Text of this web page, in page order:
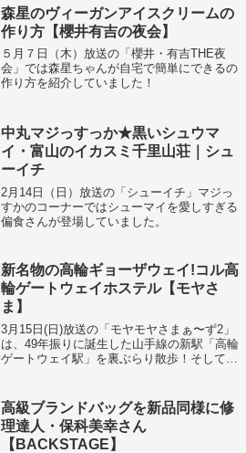
森星のヴィーガンアイスクリームの
作り方【櫻井有吉の夜会】
５月７日（木）放送の「櫻井・有吉THE夜
会」では森星ちゃんが自宅で簡単にできるの
作り方を紹介していました！
中丸マジっすっか★黒いシュウマ
イ・富山のイカスミ千里山荘｜シュ
ーイチ
2月14日（日）放送の「シューイチ」マジっ
すかのコーナーではシューマイを愛しすぎる
偏食さんが登場していました。
新名物の高輪ギョーザウェイ!コル高
輪ゲートウェイホステル【モヤさ
ま】
3月15日(日)放送の「モヤモヤさまぁ〜ず2」
は、49年振りに誕生した山手線の新駅「高輪
ゲートウェイ駅」を裏ぶらり散歩！そして3
カフェ＆バー」では、新名物の...
高級ブランドバッグを新品同様に修
理達人・保科美幸さん
【BACKSTAGE】